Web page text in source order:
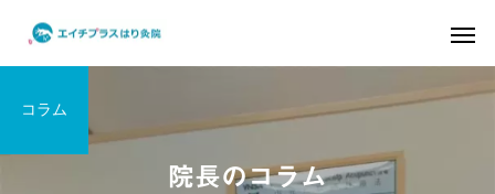
院長のコラム
コラム